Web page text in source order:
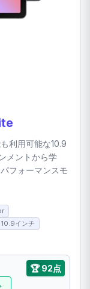
利用可能な10.9
メントから学
フォーマンスモ
インチ
🏆 92点